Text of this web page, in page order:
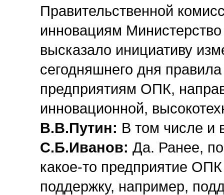
Правительственной
инновациям
высказало инициативу
сегодняшнего дня
предприятиям ОПК,
инновационной,
В.В.Путин: В том числе и
С.Б.Иванов: Да. Ранее,
какое-то предприятие
поддержку, например,